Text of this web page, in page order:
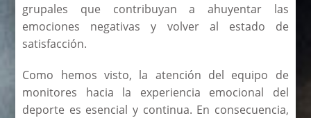
grupales que contribuyan a ahuyentar las
emociones negativas y volver al estado de
satisfacción.
Como hemos visto, la atención del equipo de
monitores hacia la experiencia emocional del
deporte es esencial y continua. En consecuencia,